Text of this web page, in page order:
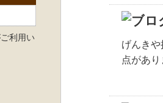
げんき
点があ